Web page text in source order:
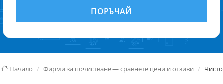
ПОРЪЧАЙ
Начало Фирми за почистване — сравнете цени и отзиви